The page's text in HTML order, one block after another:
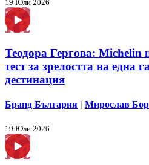
19 Юли 2026
Теодора Гергова: Michelin
тест за зрелостта на една
дестинация
Бранд България | Мирослав
19 Юли 2026